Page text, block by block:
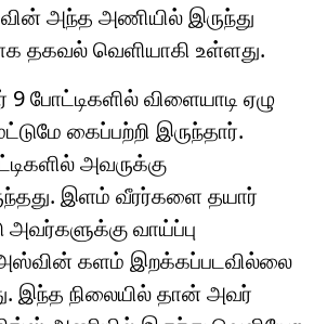
அந்த அணியில் இருந்து
தகவல் வெளியாகி உள்ளது.
போட்டிகளில் விளையாடி ஏழு
கைப்பற்றி இருந்தார்.
அவருக்கு
இளம் வீரர்களை தயார்
அவர்களுக்கு வாய்ப்பு
களம் இறக்கப்படவில்லை
இந்த நிலையில் தான் அவர்